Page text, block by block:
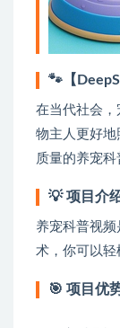
🐾【
在当代社会
物主人更好地
质量的养宠科
💡项目介
养宠科普视
术，你可以轻
🎯 项目优